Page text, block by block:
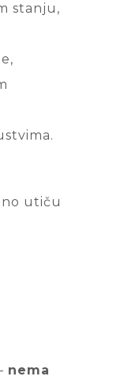
stanju,
utiču
nema